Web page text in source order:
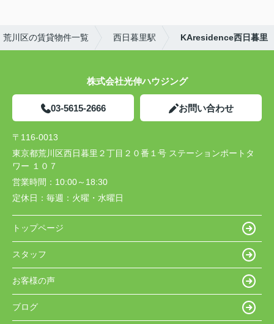
荒川区の賃貸物件一覧 西日暮里駅 KAresidence西日暮里
株式会社光伸ハウジング
03-5615-2666 お問い合わせ
〒116-0013
東京都荒川区西日暮里２丁目２０番１号 ステーションポートタ
ワー １０７
営業時間： 10:00～18:30
定休日： 毎週：火曜・水曜日
トップページ
スタッフ
お客様の声
ブログ